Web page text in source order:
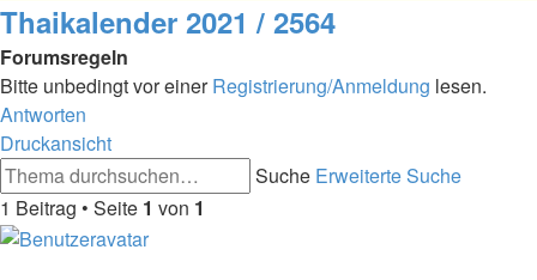
Thaikalender 2021 / 2564
Forumsregeln
Bitte unbedingt vor einerRegistrierung/Anmeldung lesen.
Antworten
Druckansicht
Suche Erweiterte Suche
1 Beitrag • Seite 1 von 1